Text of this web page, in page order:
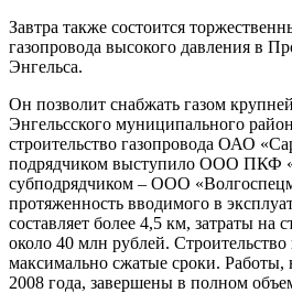
Завтра также состоится
газопровода высокого давления в
Энгельса.
Он позволит снабжать газом
Энгельсского муниципального
строительство газопровода ОАО
подрядчиком выступило ООО ПКФ
субподрядчиком – ООО
протяженность вводимого в
составляет более 4,5 км, затраты на
около 40 млн рублей. Строительство
максимально сжатые сроки. Работы,
2008 года, завершены в полном